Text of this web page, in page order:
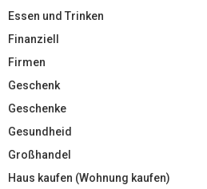
Essen und Trinken
Finanziell
Firmen
Geschenk
Geschenke
Gesundheid
Großhandel
Haus kaufen (Wohnung kaufen)